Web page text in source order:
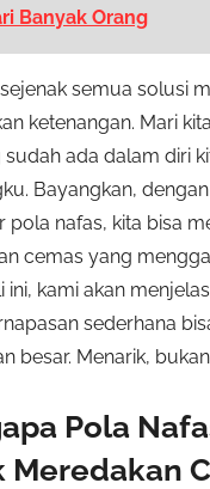
Banyak Orang
semua solusi
ketenangan. Mari
ada dalam diri
Bayangkan,
pola nafas, kita bisa
cemas yang
ini, kami akan
sederhana
besar. Menarik,
Pola
Meredakan